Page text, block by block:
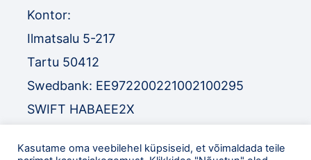
Kontor:
Ilmatsalu 5-217
Tartu 50412
Swedbank: EE972200221002100295
SWIFT HABAEE2X
SWIFT EEUHEE2X
Kasutame oma veebilehel küpsiseid, et võimaldada teile